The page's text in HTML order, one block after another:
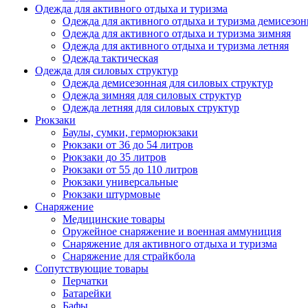
Одежда для активного отдыха и туризма
Одежда для активного отдыха и туризма
Одежда для активного отдыха и туризма зимняя
Одежда для активного отдыха и туризма летняя
Одежда тактическая
Одежда для силовых структур
Одежда демисезонная для силовых структур
Одежда зимняя для силовых структур
Одежда летняя для силовых структур
Рюкзаки
Баулы, сумки, герморюкзаки
Рюкзаки от 36 до 54 литров
Рюкзаки до 35 литров
Рюкзаки от 55 до 110 литров
Рюкзаки универсальные
Рюкзаки штурмовые
Снаряжение
Медицинские товары
Оружейное снаряжение и военная аммуниция
Снаряжение для активного отдыха и туризма
Снаряжение для страйкбола
Сопутствующие товары
Перчатки
Батарейки
Бафы